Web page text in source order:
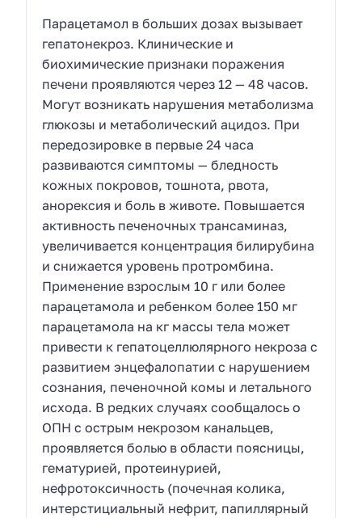
Парацетамол в больших дозах вызывает
гепатонекроз. Клинические и
биохимические признаки поражения
печени проявляются через 12 — 48 часов.
Могут возникать нарушения метаболизма
глюкозы и метаболический ацидоз. При
передозировке в первые 24 часа
развиваются симптомы — бледность
кожных покровов, тошнота, рвота,
анорексия и боль в животе. Повышается
активность печеночных трансаминаз,
увеличивается концентрация билирубина
и снижается уровень протромбина.
Применение взрослым 10 г или более
парацетамола и ребенком более 150 мг
парацетамола на кг массы тела может
привести к гепатоцеллюлярного некроза с
развитием энцефалопатии с нарушением
сознания, печеночной комы и летального
исхода. В редких случаях сообщалось о
ОПН с острым некрозом канальцев,
проявляется болью в области поясницы,
гематурией, протеинурией,
нефротоксичность (почечная колика,
интерстициальный нефрит, папиллярный